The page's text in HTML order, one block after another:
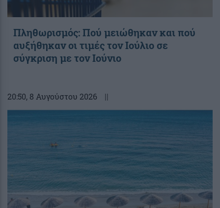
Πληθωρισμός: Πού μειώθηκαν και πού
αυξήθηκαν οι τιμές τον Ιούλιο σε
σύγκριση με τον Ιούνιο
20:50, 8 Αυγούστου 2026 ||